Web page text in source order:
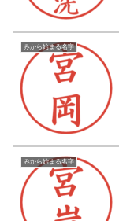
みから始まる名字
みから始まる名字